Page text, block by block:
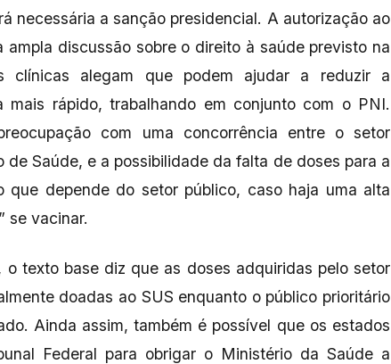
necessária a sanção presidencial. A autorização ao
ampla discussão sobre o direito à saúde previsto na
clínicas alegam que podem ajudar a reduzir a
mais rápido, trabalhando em conjunto com o PNI.
com uma concorrência entre o setor
de Saúde, e a possibilidade da falta de doses para a
que depende do setor público, caso haja uma alta
se vacinar.
o texto base diz que as doses adquiridas pelo setor
doadas ao SUS enquanto o público prioritário
Ainda assim, também é possível que os estados
Federal para obrigar o Ministério da Saúde a